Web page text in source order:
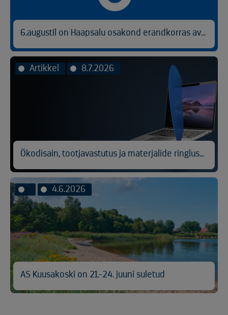
Artikkel 8.7.2026
Ökodisain, tootjavastutus ja materjalide ringlussevõtt
4.6.2026
AS Kuusakoski on 21.-24. juuni suletud